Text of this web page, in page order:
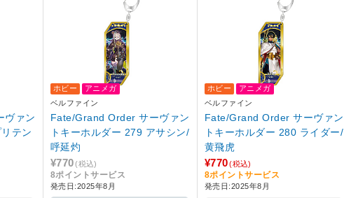
ヴァン
テン
ホビー
アニメガ
ベルファイン
Fate/Grand Order サーヴァン
トキーホルダー 279 アサシン/
呼延灼
¥770 (税込)
8ポイントサービス
発売日:2025年8月
ホビー
アニメガ
ベルファイン
Fate/Grand Order サーヴァン
トキーホルダー 280 ライダー/
黄飛虎
¥770 (税込)
8ポイントサービス
発売日:2025年8月